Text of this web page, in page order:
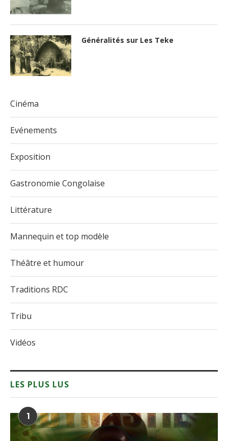
Généralités sur Les Teke
Cinéma
Evénements
Exposition
Gastronomie Congolaise
Littérature
Mannequin et top modèle
Théâtre et humour
Traditions RDC
Tribu
Vidéos
LES PLUS LUS
1